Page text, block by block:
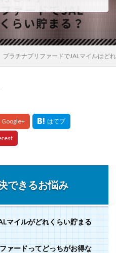
プラチナプリファードでJALマイルはど
できるお悩み
マイルがどれくらい貯まる
ァードってどっちがお得な